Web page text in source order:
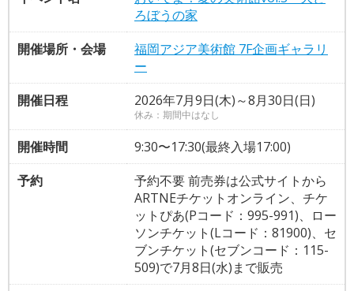
ろぼうの家
開催場所・会場
福岡アジア美術館 7F企画ギャラリ
ー
開催日程
2026年7月9日(木)～8月30日(日)
休み：期間中はなし
開催時間
9:30〜17:30(最終入場17:00)
予約
予約不要 前売券は公式サイトから
ARTNEチケットオンライン、チケ
ットぴあ(Pコード：995-991)、ロー
ソンチケット(Lコード：81900)、セ
ブンチケット(セブンコード：115-
509)で7月8日(水)まで販売